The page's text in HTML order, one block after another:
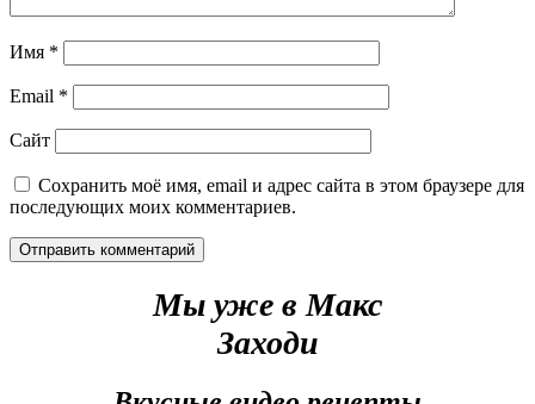
Имя *
Email *
Сайт
Сохранить моё имя, email и адрес сайта в этом браузере для
последующих моих комментариев.
Мы уже в Макс
Заходи